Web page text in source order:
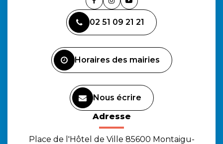
Lien
le
compte
Lien
le
compte
Lien
la
chaîne
02 51 09 21 21
Horaires des mairies
Nous écrire
Adresse
Place de l'Hôtel de Ville 85600 Montaigu-